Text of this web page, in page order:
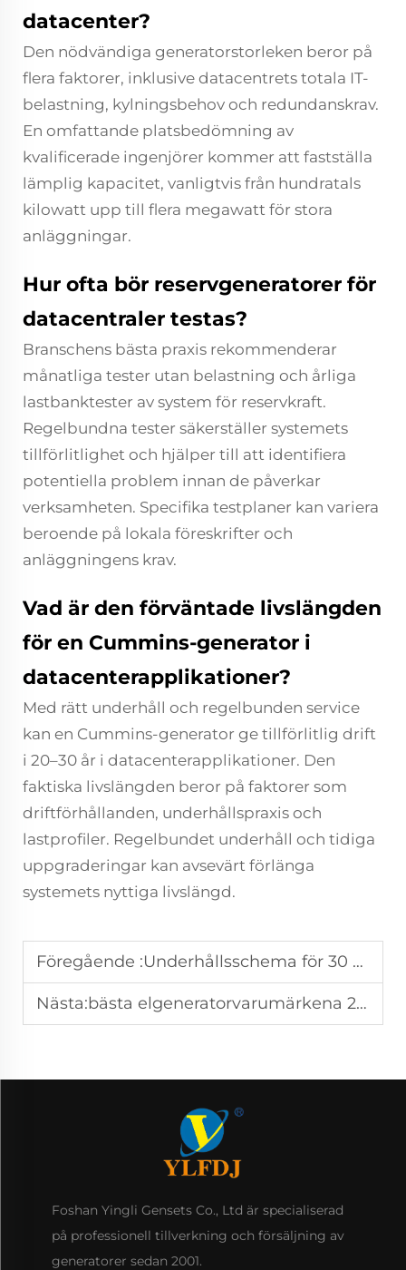
datacenter?
Den nödvändiga generatorstorleken beror på
flera faktorer, inklusive datacentrets totala IT-
belastning, kylningsbehov och redundanskrav.
En omfattande platsbedömning av
kvalificerade ingenjörer kommer att fastställa
lämplig kapacitet, vanligtvis från hundratals
kilowatt upp till flera megawatt för stora
anläggningar.
Hur ofta bör reservgeneratorer för
datacentraler testas?
Branschens bästa praxis rekommenderar
månatliga tester utan belastning och årliga
lastbanktester av system för reservkraft.
Regelbundna tester säkerställer systemets
tillförlitlighet och hjälper till att identifiera
potentiella problem innan de påverkar
verksamheten. Specifika testplaner kan variera
beroende på lokala föreskrifter och
anläggningens krav.
Vad är den förväntade livslängden
för en Cummins-generator i
datacenterapplikationer?
Med rätt underhåll och regelbunden service
kan en Cummins-generator ge tillförlitlig drift
i 20–30 år i datacenterapplikationer. Den
faktiska livslängden beror på faktorer som
driftförhållanden, underhållspraxis och
lastprofiler. Regelbundet underhåll och tidiga
uppgraderingar kan avsevärt förlänga
systemets nyttiga livslängd.
Föregående :Underhållsschema för 30 kVA-generatorer: Månads-/årskontrolllista
Nästa:bästa elgeneratorvarumärkena 2025: Expertguide för köp
Foshan Yingli Gensets Co., Ltd är specialiserad
på professionell tillverkning och försäljning av
generatorer sedan 2001.